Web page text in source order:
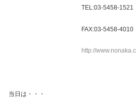
TEL:03-5458-1521
FAX:03-5458-4010
http://
当日は・・・